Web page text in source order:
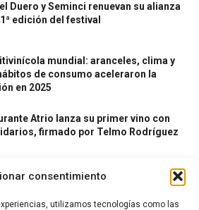
consentimiento
utilizamos tecnologías como las
Duero y Seminci renuevan su alianza
edición del festival
mundial: aranceles, clima y
de consumo aceleraron la
en 2025
Atrio lanza su primer vino con
firmado por Telmo Rodríguez